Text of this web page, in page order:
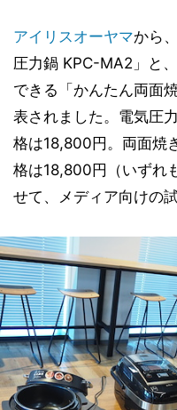
アイリスオーヤマから
圧力鍋 KPC-MA2」と
できる「かんたん両面
表されました。電気圧
格は18,800円。両面焼
格は18,800円（いずれ
せて、メディア向けの